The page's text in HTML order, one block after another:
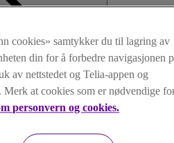
cookies» samtykker du til lagring av
din for å forbedre navigasjonen
av nettstedet og Telia-appen og
Merk at cookies som er nødvendige
personvern og cookies.